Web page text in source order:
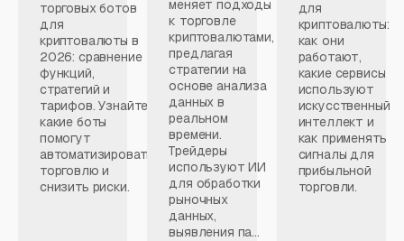
торговых ботов
для
криптовалюты в
2026: сравнение
функций,
стратегий и
тарифов. Узнайте,
какие боты
помогут
автоматизировать
торговлю и
снизить риски.
меняет подходы
к торговле
криптовалютами,
предлагая
стратегии на
основе анализа
данных в
реальном
времени.
Трейдеры
используют ИИ
для обработки
рыночных
данных,
выявления па...
для
криптовалюты:
как они
работают,
какие сервисы
используют
искусственный
интеллект и
как применять
сигналы для
прибыльной
торговли.